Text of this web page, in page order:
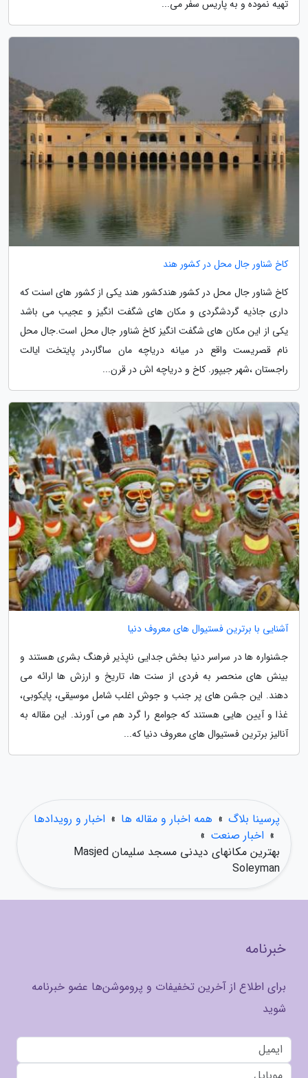
تهیه نموده و به پاریس سفر می...
کاخ شناور جال محل در کشور هند
کاخ شناور جال محل در کشور هندکشور هند یکی از کشور های اسنت که
داری جاذیه گردشگردی و مکان های شگفت انگیز و عجیب می باشد
یکی از این مکان های شگفت انگیز کاخ شناور جال محل است.جال محل
نام قصریست واقع در میانه دریاچه مان ساگار،در پایتخت ایالت
راجستان ،شهر جیپور. کاخ و دریاچه اش در قرن...
آشنایی با برترین فستیوال های معروف دنیا
جشنواره ها در سراسر دنیا بخش جدایی ناپذیر فرهنگ بشری هستند و
بینش های منحصر به فردی از سنت ها، تاریخ و ارزش ها ارائه می
دهند. این جشن های پر جنب و جوش اغلب شامل موسیقی، پایکوبی،
غذا و آیین هایی هستند که جوامع را گرد هم می آورند. این مقاله به
آنالیز برترین فستیوال های معروف دنیا که...
پرسینا بلاگ » همه اخبار و مقاله ها » اخبار و رویدادها
» اخبار صنعت »
بهترین مکانهای دیدنی مسجد سلیمان Masjed
Soleyman
خبرنامه
برای اطلاع از آخرین تخفیفات و پروموشن‌ها عضو خبرنامه
شوید